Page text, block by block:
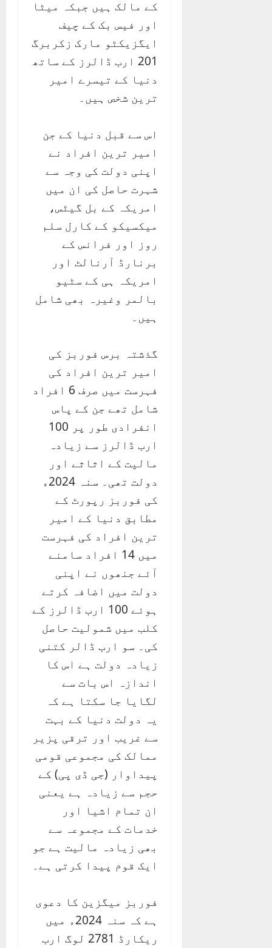
کے مالک ہیں جبکہ میٹا
اور فیس بک کے چیف
ایگزیکٹو مارک زکربرگ
201 ارب ڈالرز کے ساتھ
دنیا کے تیسرے امیر
ترین شخص ہیں۔
اس سے قبل دنیا کے جن
امیر ترین افراد نے
اپنی دولت کی وجہ سے
شہرت حاصل کی ان میں
امریکہ کے بل گیٹس،
میکسیکو کے کارل سلم
روز اور فرانس کے
برنارڈ آرنالٹ اور
امریکہ ہی کے سٹیو
بالمر وغیرہ بھی شامل
ہیں۔
گذشتہ برس فوربز کی
امیر ترین افراد کی
فہرست میں صرف 6 افراد
شامل تھے جن کے پاس
انفرادی طور پر 100
ارب ڈالرز سے زیادہ
مالیت کے اثاثے اور
دولت تھی۔ سنہ 2024ء
کی فوربز رپورٹ کے
مطابق دنیا کے امیر
ترین افراد کی فہرست
میں 14 افراد سامنے
آئے جنھوں نے اپنی
دولت میں اضافہ کرتے
ہوئے 100 ارب ڈالرز کے
کلب میں شمولیت حاصل
کی۔ سو ارب ڈالر کتنی
زیادہ دولت ہے اس کا
اندازہ اس بات سے
لگایا جا سکتا ہے کہ
یہ دولت دنیا کے بہت
سے غریب اور ترقی پزیر
ممالک کی مجموعی قومی
پیداوار (جی ڈی پی) کے
حجم سے زیادہ ہے یعنی
ان تمام اشیا اور
خدمات کے مجموعہ سے
بھی زیادہ مالیت ہے جو
ایک قوم پیدا کرتی ہے۔
فوربز میگزین کا دعوی
ہے کہ سنہ 2024ء میں
ریکارڈ 2781 لوگ ارب